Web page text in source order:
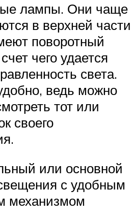
лампы. Они чаще
в верхней части
поворотный
чего удается
света.
ведь можно
тот или
своего
или основной
с удобным
механизмом